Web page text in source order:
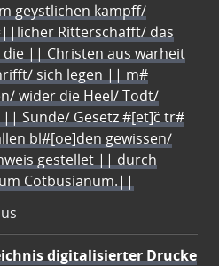
geystlichen kampff/
Ritterschafft/ das
die || Christen aus warheit
sich legen || m#
wider die Heel/ Todt/
|| Sünde/ Gesetz #[et]c̃ tr#
bl#[oe]den gewissen/
gestellet || durch
Cotbusianum.||
digitalisierter Drucke